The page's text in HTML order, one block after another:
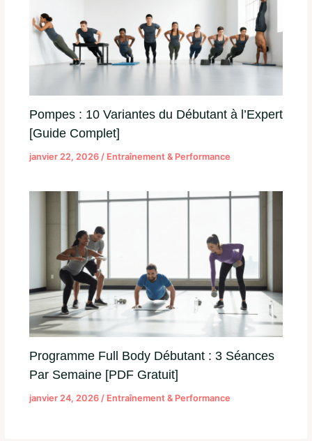
Pompes : 10 Variantes du Débutant à l’Expert
[Guide Complet]
janvier 22, 2026 / Entraînement & Performance
Programme Full Body Débutant : 3 Séances
Par Semaine [PDF Gratuit]
janvier 24, 2026 / Entraînement & Performance